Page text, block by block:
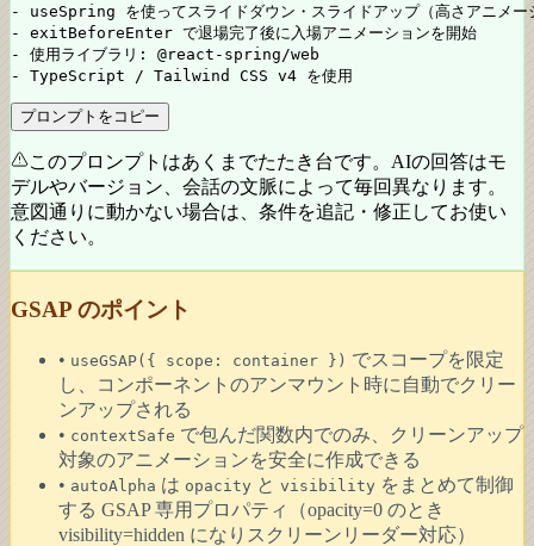
- useSpring を使ってスライドダウン・スライドアップ（高さアニメー
- exitBeforeEnter で退場完了後に入場アニメーションを開始
- 使用ライブラリ: @react-spring/web
- TypeScript / Tailwind CSS v4 を使用
プロンプトをコピー
このプロンプトはあくまでたたき台です。AIの回答はモ
デルやバージョン、会話の文脈によって毎回異なります。
意図通りに動かない場合は、条件を追記・修正してお使い
ください。
GSAP のポイント
• useGSAP( { scope: container } ) でスコープを限定
し、コンポーネントのアンマウント時に自動でクリー
ンアップされる
• contextSafe で包んだ関数内でのみ、クリーンアップ
対象のアニメーションを安全に作成できる
• autoAlpha は opacity と visibility をまとめて制御
する GSAP 専用プロパティ（opacity=0 のとき
visibility=hidden になりスクリーンリーダー対応）